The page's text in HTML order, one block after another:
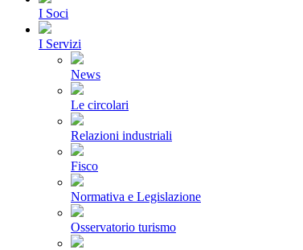
I Soci
I Servizi
News
Le circolari
Relazioni industriali
Fisco
Normativa e Legislazione
Osservatorio turismo